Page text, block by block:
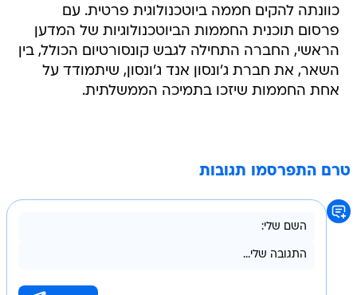
כוונתה להקים חממה ביוטכנולוגית פרטית. עם
פרסום תוכנית החממות הביוטכנולוגיות של המדען
הראשי, החברה התחילה לגבש קונסורטיום הכולל, בין
השאר, את חברת ג'ונסון אנד ג'ונסון, שיתמודד על
אחת החממות שיזכו בתמיכה הממשלתית.
טרם התפרסמו תגובות